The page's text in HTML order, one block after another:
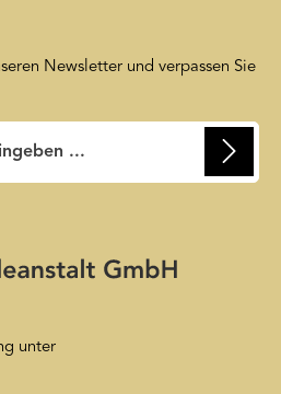
Newsletter und verpassen Sie
verwiesen.
unter